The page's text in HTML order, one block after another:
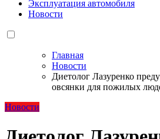
Эксплуатация автомобиля
Новости
Главная
Новости
Диетолог Лазуренко
овсянки для пожилых
Новости